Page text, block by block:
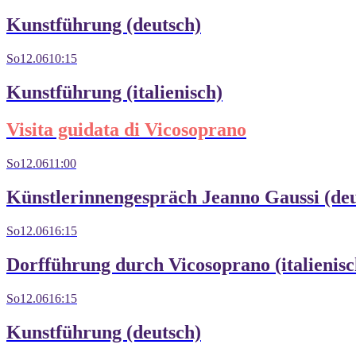
Kunstführung (deutsch)
So12.0610:15
Kunstführung (italienisch)
Visita guidata di Vicosoprano
So12.0611:00
Künstlerinnengespräch Jeanno Gaussi
So12.0616:15
Dorfführung durch Vicosoprano
So12.0616:15
Kunstführung (deutsch)